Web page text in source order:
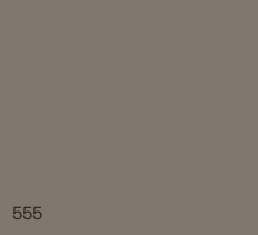
555